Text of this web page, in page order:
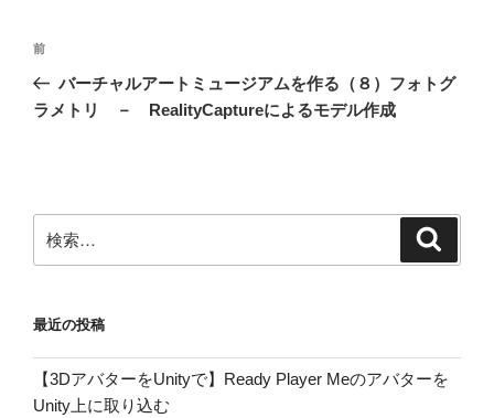
投
ナ
シ
ョ
前
の
投
前
バーチャルアートミュージアムを作る（８）フォトグ
ラメトリ － RealityCaptureによるモデル作成
索:
最近の投稿
【3DアバターをUnityで】Ready Player Meのアバターを
Unity上に取り込む